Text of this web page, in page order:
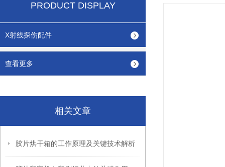
PRODUCT DISPLAY
X射线探伤配件
查看更多
相关文章
胶片烘干箱的工作原理及关键技术解析